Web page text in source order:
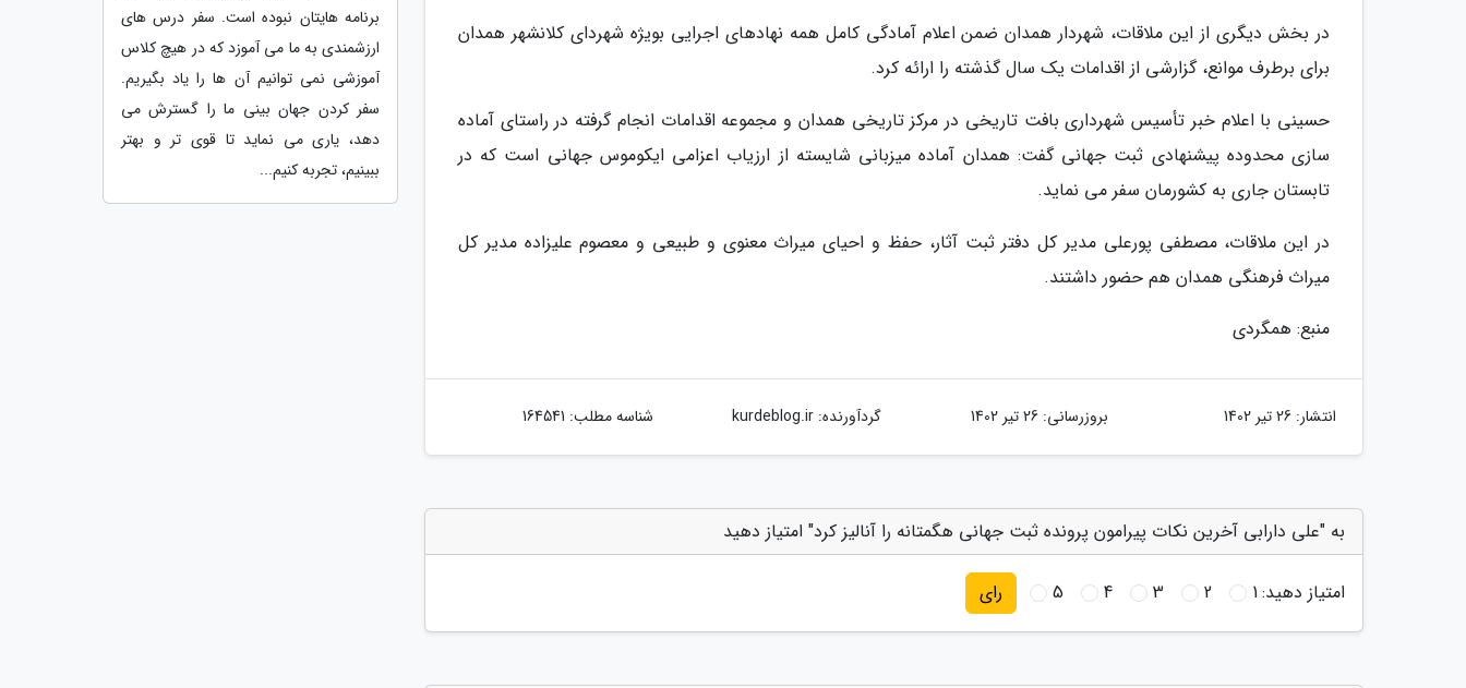
در بخش دیگری از این ملاقات، شهردار همدان ضمن اعلام آمادگی کامل همه نهادهای اجرایی بویژه شهردای کلانشهر همدان
برای برطرف موانع، گزارشی از اقدامات یک سال گذشته را ارائه کرد.
حسینی با اعلام خبر تأسیس شهرداری بافت تاریخی در مرکز تاریخی همدان و مجموعه اقدامات انجام گرفته در راستای آماده
سازی محدوده پیشنهادی ثبت جهانی گفت: همدان آماده میزبانی شایسته از ارزیاب اعزامی ایکوموس جهانی است که در
تابستان جاری به کشورمان سفر می نماید.
در این ملاقات، مصطفی پورعلی مدیر کل دفتر ثبت آثار، حفظ و احیای میراث معنوی و طبیعی و معصوم علیزاده مدیر کل
میراث فرهنگی همدان هم حضور داشتند.
منبع: همگردی
انتشار: 26 تیر 1402 بروزرسانی: 26 تیر 1402 گردآورنده:kurdeblog.ir شناسه مطلب: 164541
به "علی دارابی آخرین نکات پیرامون پرونده ثبت جهانی هگمتانه را آنالیز کرد" امتیاز دهید
امتیاز دهید:1
2
3
4
5 رای
برنامه هایتان نبوده است. سفر درس های
ارزشمندی به ما می آموزد که در هیچ کلاس
آموزشی نمی توانیم آن ها را یاد بگیریم.
سفر کردن جهان بینی ما را گسترش می
دهد، یاری می نماید تا قوی تر و بهتر
ببینیم، تجربه کنیم...